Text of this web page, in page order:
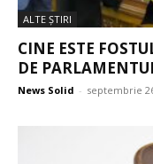
ALTE ŞTIRI
CINE ESTE
DE
News Solid - septembrie